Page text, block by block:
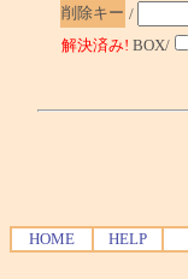
削除キー /
解決済み! BOX/
HOME HELP